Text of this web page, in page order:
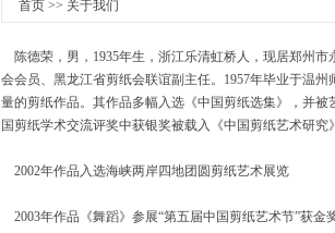
首页 >> 关于我们
陈德荣，男，1935年生，浙江乐清虹桥人，现居郑州
会会员、黑龙江省剪纸会联谊副主任。1957年毕业于温
量的剪纸作品。其作品多幅入选《中国剪纸选集》，并
国剪纸学术交流评奖中获银奖被载入《中国剪纸艺术研究
2002年作品入选海峡两岸四地团圆剪纸艺术展览
2003年作品《舞蹈》参展“第五届中国剪纸艺术节”获金